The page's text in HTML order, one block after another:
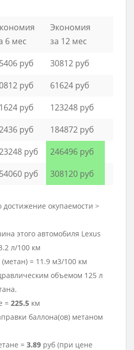
6 мес
Экономия
за 12 мес
руб
30812 руб
руб
61624 руб
руб
123248 руб
руб
184872 руб
руб
246496 руб
руб 308120 руб
достижение окупаемости >
этого автомобиля Lexus
л/100 км
= 11.9 м3/100 км
объемом 125 л
= 225.5 км
баллона(ов) метаном
= 3.89 руб (при цене